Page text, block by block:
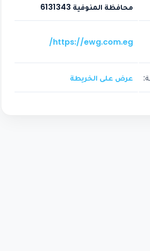
محافظة المنوفية 6131343
https://ewg.com.eg/
عرض على الخريطة